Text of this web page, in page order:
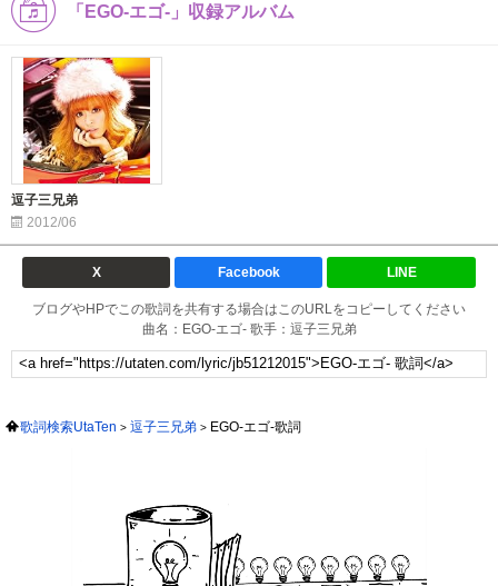
「EGO-エゴ-」収録アルバム
逗子三兄弟
2012/06
X Facebook LINE
ブログやHPでこの歌詞を共有する場合はこのURLをコピーしてください
曲名：EGO-エゴ- 歌手：逗子三兄弟
歌詞検索UtaTen 逗子三兄弟 EGO-エゴ-歌詞